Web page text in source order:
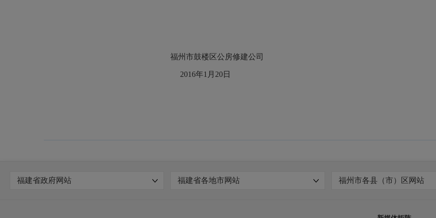
福州市鼓楼区公房修建公司
2016年1月20日
福建省政府网站 福建省各地市网站 福州市各县（市）区网站